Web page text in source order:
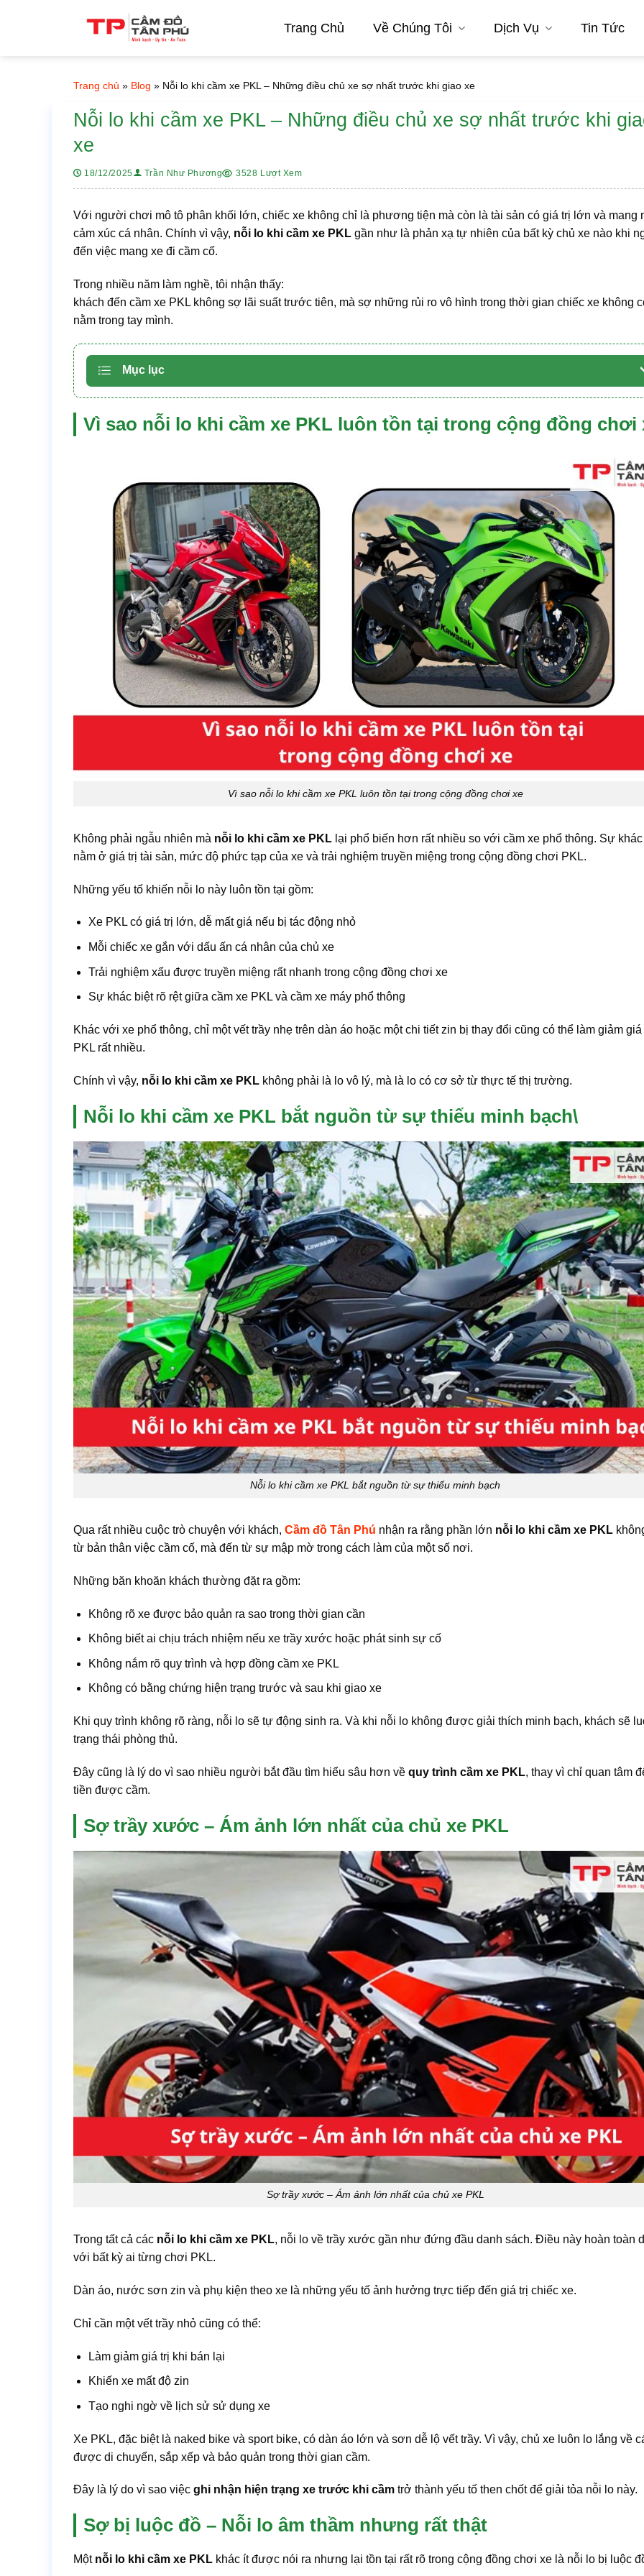
Trang Chủ Về Chúng Tôi Dịch Vụ Tin Tức
Trang chủ » Blog » Nỗi lo khi cầm xe PKL – Những điều chủ xe sợ nhất trước khi giao xe
Nỗi lo khi cầm xe PKL – Những điều chủ xe sợ nhất trước khi
xe
18/12/2025 Trần Như Phương 3528 Lượt Xem
Với người chơi mô tô phân khối lớn, chiếc xe không chỉ là phương tiện mà còn là tài sản có giá trị lớn và mang
cảm xúc cá nhân. Chính vì vậy, nỗi lo khi cầm xe PKL gần như là phản xạ tự nhiên của bất kỳ chủ xe nào khi
đến việc mang xe đi cầm cố.
Trong nhiều năm làm nghề, tôi nhận thấy:
khách đến cầm xe PKL không sợ lãi suất trước tiên, mà sợ những rủi ro vô hình trong thời gian chiếc xe không
nằm trong tay mình.
Mục lục
Vì sao nỗi lo khi cầm xe PKL luôn tồn tại trong cộng đồng chơi
Vì sao nỗi lo khi cầm xe PKL luôn tồn tại trong cộng đồng chơi xe
Không phải ngẫu nhiên mà nỗi lo khi cầm xe PKL lại phổ biến hơn rất nhiều so với cầm xe phổ thông. Sự
nằm ở giá trị tài sản, mức độ phức tạp của xe và trải nghiệm truyền miệng trong cộng đồng chơi PKL.
Những yếu tố khiến nỗi lo này luôn tồn tại gồm:
Xe PKL có giá trị lớn, dễ mất giá nếu bị tác động nhỏ
Mỗi chiếc xe gắn với dấu ấn cá nhân của chủ xe
Trải nghiệm xấu được truyền miệng rất nhanh trong cộng đồng chơi xe
Sự khác biệt rõ rệt giữa cầm xe PKL và cầm xe máy phổ thông
Khác với xe phổ thông, chỉ một vết trầy nhẹ trên dàn áo hoặc một chi tiết zin bị thay đổi cũng có thể làm giảm giá
PKL rất nhiều.
Chính vì vậy, nỗi lo khi cầm xe PKL không phải là lo vô lý, mà là lo có cơ sở từ thực tế thị trường.
Nỗi lo khi cầm xe PKL bắt nguồn từ sự thiếu minh bạch\
Nỗi lo khi cầm xe PKL bắt nguồn từ sự thiếu minh bạch
Qua rất nhiều cuộc trò chuyện với khách, Cầm đồ Tân Phú nhận ra rằng phần lớn nỗi lo khi cầm xe PKL
từ bản thân việc cầm cố, mà đến từ sự mập mờ trong cách làm của một số nơi.
Những băn khoăn khách thường đặt ra gồm:
Không rõ xe được bảo quản ra sao trong thời gian cần
Không biết ai chịu trách nhiệm nếu xe trầy xước hoặc phát sinh sự cố
Không nắm rõ quy trình và hợp đồng cầm xe PKL
Không có bằng chứng hiện trạng trước và sau khi giao xe
Khi quy trình không rõ ràng, nỗi lo sẽ tự động sinh ra. Và khi nỗi lo không được giải thích minh bạch, khách sẽ
trạng thái phòng thủ.
Đây cũng là lý do vì sao nhiều người bắt đầu tìm hiểu sâu hơn về quy trình cầm xe PKL, thay vì chỉ quan tâm
tiền được cầm.
Sợ trầy xước – Ám ảnh lớn nhất của chủ xe PKL
Sợ trầy xước – Ám ảnh lớn nhất của chủ xe PKL
Trong tất cả các nỗi lo khi cầm xe PKL, nỗi lo về trầy xước gần như đứng đầu danh sách. Điều này hoàn toàn
với bất kỳ ai từng chơi PKL.
Dàn áo, nước sơn zin và phụ kiện theo xe là những yếu tố ảnh hưởng trực tiếp đến giá trị chiếc xe.
Chỉ cần một vết trầy nhỏ cũng có thể:
Làm giảm giá trị khi bán lại
Khiến xe mất độ zin
Tạo nghi ngờ về lịch sử sử dụng xe
Xe PKL, đặc biệt là naked bike và sport bike, có dàn áo lớn và sơn dễ lộ vết trầy. Vì vậy, chủ xe luôn lo lắng về
được di chuyển, sắp xếp và bảo quản trong thời gian cầm.
Đây là lý do vì sao việc ghi nhận hiện trạng xe trước khi cầm trở thành yếu tố then chốt để giải tỏa nỗi lo này.
Sợ bị luộc đồ – Nỗi lo âm thầm nhưng rất thật
Một nỗi lo khi cầm xe PKL khác ít được nói ra nhưng lại tồn tại rất rõ trong cộng đồng chơi xe là nỗi lo bị luộc